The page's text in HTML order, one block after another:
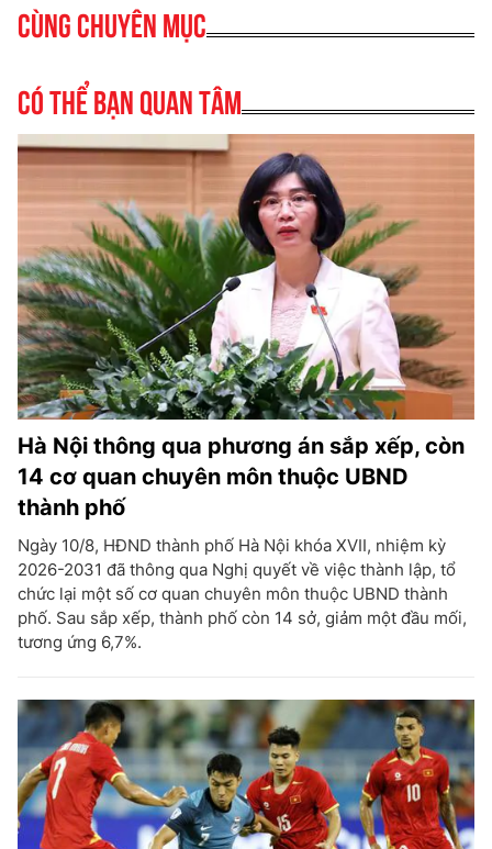
Cùng chuyên mục
Có thể bạn quan tâm
Hà Nội thông qua phương án sắp xếp, còn
14 cơ quan chuyên môn thuộc UBND
thành phố
Ngày 10/8, HĐND thành phố Hà Nội khóa XVII, nhiệm kỳ
2026-2031 đã thông qua Nghị quyết về việc thành lập, tổ
chức lại một số cơ quan chuyên môn thuộc UBND thành
phố. Sau sắp xếp, thành phố còn 14 sở, giảm một đầu mối,
tương ứng 6,7%.